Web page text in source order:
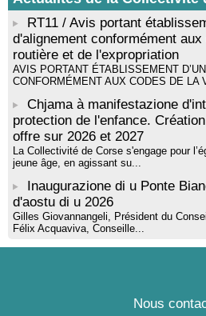
RT11 / Avis portant
d'alignement conformément
routière et de l'expropriation
AVIS PORTANT ÉTABLISSEMENT
CONFORMÉMENT AUX CODES DE LA
Chjama à manifestazione
protection de l'enfance.
offre sur 2026 et 2027
La Collectivité de Corse s'engage pour
jeune âge, en agissant su...
Inaugurazione di u Ponte
d'aostu di u 2026
Gilles Giovannangeli, Président du
Félix Acquaviva, Conseille...
Nous